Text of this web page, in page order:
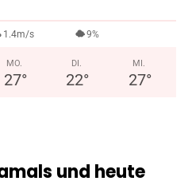
1.4m/s 9%
MO.
27°
DI.
22°
MI.
27°
und heute